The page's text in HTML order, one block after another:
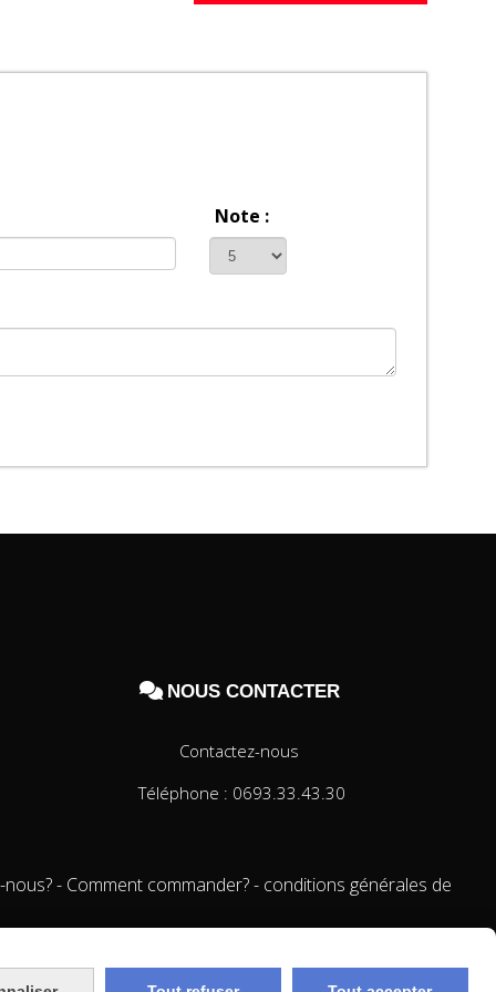
Note :
 NOUS CONTACTER
Contactez-nous
Téléphone : 0693.33.43.30
Comment commander? conditions générales de